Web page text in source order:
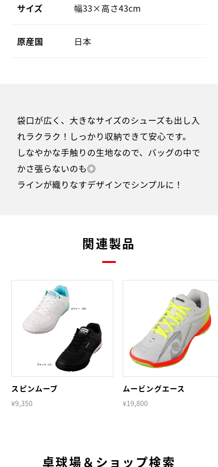
サイズ 幅33×高さ43cm
原産国 日本
袋口が広く、大きなサイズのシューズも出し入
れラクラク！しっかり収納できて安心です。
しなやかな手触りの生地なので、バッグの中で
かさ張らないのも◎
ラインが織りなすデザインでシンプルに！
関連製品
スピンムーブ
¥9,350
ムービングエース
¥19,800
卓球場＆ショップ検索